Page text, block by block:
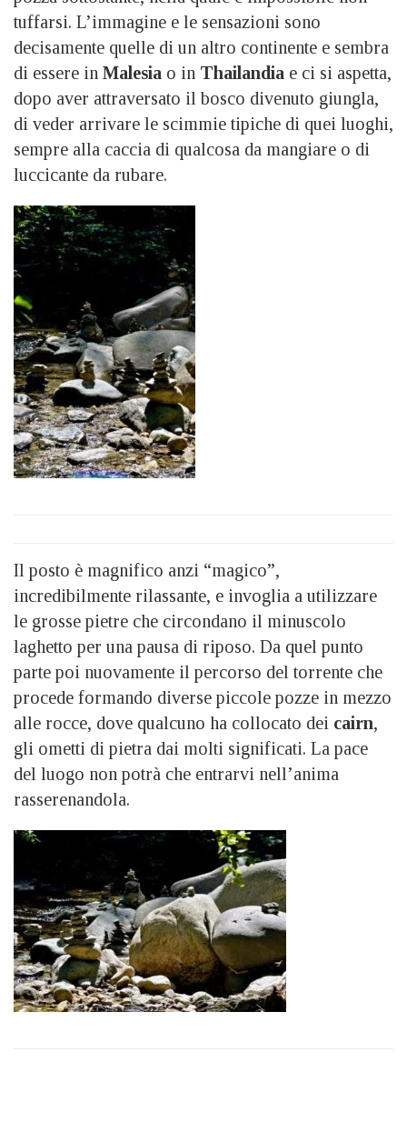
tuffarsi. L’immagine e le sensazioni sono
decisamente quelle di un altro continente e sembra
di essere in Malesia o in Thailandia e ci si aspetta,
dopo aver attraversato il bosco divenuto giungla,
di veder arrivare le scimmie tipiche di quei luoghi,
sempre alla caccia di qualcosa da mangiare o di
luccicante da rubare.
Il posto è magnifico anzi “magico”,
incredibilmente rilassante, e invoglia a utilizzare
le grosse pietre che circondano il minuscolo
laghetto per una pausa di riposo. Da quel punto
parte poi nuovamente il percorso del torrente che
procede formando diverse piccole pozze in mezzo
alle rocce, dove qualcuno ha collocato dei cairn,
gli ometti di pietra dai molti significati. La pace
del luogo non potrà che entrarvi nell’anima
rasserenandola.